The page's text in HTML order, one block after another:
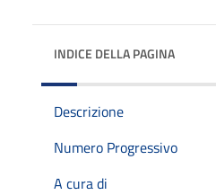
INDICE DELLA PAGINA
Descrizione
Numero Progressivo
A cura di